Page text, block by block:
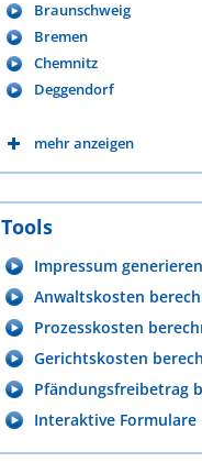
Braunschweig
Bremen
Chemnitz
Deggendorf
mehr anzeigen
Tools
Impressum generieren
Anwaltskosten
Prozesskosten
Gerichtskosten
Pfändungsfreibetrag
Interaktive Formulare